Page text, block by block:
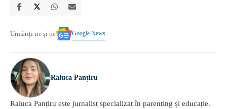
Urmăriți-ne și pe Google News
Raluca Panțiru
Raluca Panțiru este jurnalist specializat în parenting și educație.